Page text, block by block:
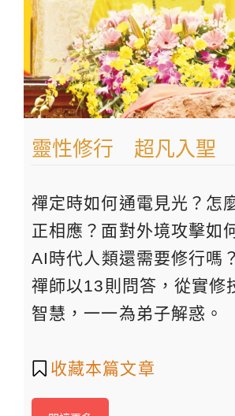
靈性修行 超凡入聖
禪定時如何通電見光？怎
正相應？面對外境攻擊如
AI時代人類還需要修行嗎
禪師以13則問答，從實修
智慧，一一為弟子解惑。
收藏本篇文章